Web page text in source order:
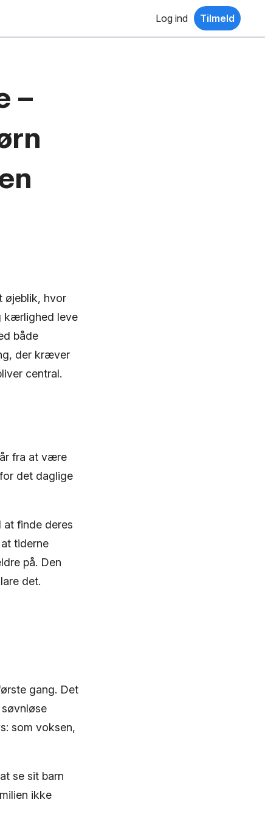
Log ind Tilmeld
–
øjeblik, hvor
kærlighed leve
både
der kræver
central.
fra at være
det daglige
finde deres
tiderne
på. Den
det.
gang. Det
som voksen,
se sit barn
ikke